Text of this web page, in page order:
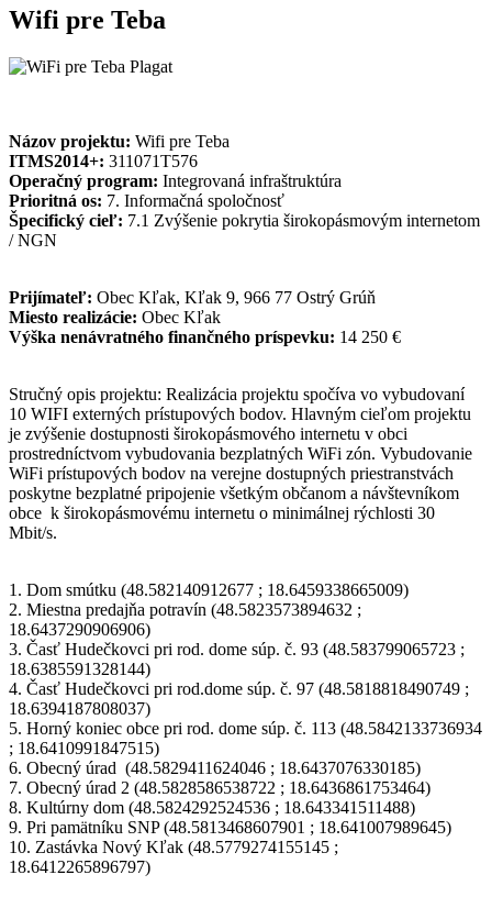
Wifi pre Teba
Názov projektu: Wifi pre Teba
ITMS2014+: 311071T576
Operačný program: Integrovaná infraštruktúra
Prioritná os: 7. Informačná spoločnosť
Špecifický cieľ: 7.1 Zvýšenie pokrytia širokopásmovým internetom
/ NGN
Prijímateľ: Obec Kľak, Kľak 9, 966 77 Ostrý Grúň
Miesto realizácie: Obec Kľak
Výška nenávratného finančného príspevku: 14 250 €
Stručný opis projektu: Realizácia projektu spočíva vo vybudovaní
10 WIFI externých prístupových bodov. Hlavným cieľom projektu
je zvýšenie dostupnosti širokopásmového internetu v obci
prostredníctvom vybudovania bezplatných WiFi zón. Vybudovanie
WiFi prístupových bodov na verejne dostupných priestranstvách
poskytne bezplatné pripojenie všetkým občanom a návštevníkom
obce k širokopásmovému internetu o minimálnej rýchlosti 30
Mbit/s.
1. Dom smútku (48.582140912677 ; 18.6459338665009)
2. Miestna predajňa potravín (48.5823573894632 ;
18.6437290906906)
3. Časť Hudečkovci pri rod. dome súp. č. 93 (48.583799065723 ;
18.6385591328144)
4. Časť Hudečkovci pri rod.dome súp. č. 97 (48.5818818490749 ;
18.6394187808037)
5. Horný koniec obce pri rod. dome súp. č. 113 (48.5842133736934
; 18.6410991847515)
6. Obecný úrad (48.5829411624046 ; 18.6437076330185)
7. Obecný úrad 2 (48.5828586538722 ; 18.6436861753464)
8. Kultúrny dom (48.5824292524536 ; 18.643341511488)
9. Pri pamätníku SNP (48.5813468607901 ; 18.641007989645)
10. Zastávka Nový Kľak (48.5779274155145 ;
18.6412265896797)